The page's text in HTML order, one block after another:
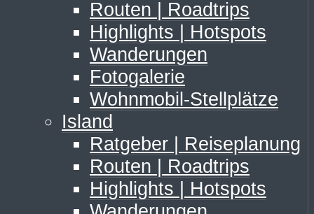
Routen | Roadtrips
Highlights | Hotspots
Wanderungen
Fotogalerie
Wohnmobil-Stellplätze
Island
Ratgeber | Reiseplanung
Routen | Roadtrips
Highlights | Hotspots